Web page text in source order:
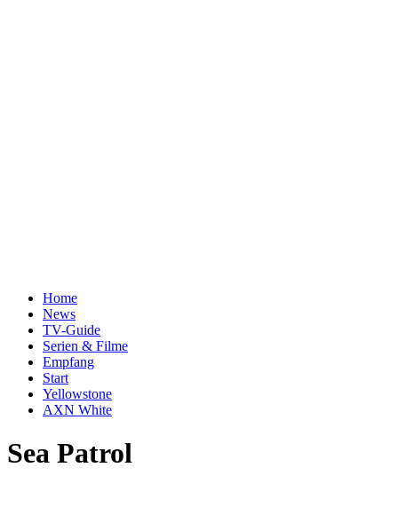
Home
News
TV-Guide
Serien & Filme
Empfang
Start
Yellowstone
AXN White
Sea Patrol